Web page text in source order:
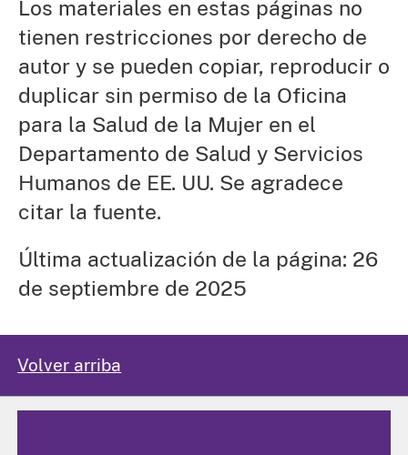
Los materiales en estas páginas no
tienen restricciones por derecho de
autor y se pueden copiar, reproducir o
duplicar sin permiso de la Oficina
para la Salud de la Mujer en el
Departamento de Salud y Servicios
Humanos de EE. UU. Se agradece
citar la fuente.
Última actualización de la página: 26
de septiembre de 2025
Volver arriba